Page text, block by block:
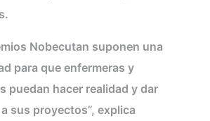
Nobecutan suponen una
para que enfermeras y
puedan hacer realidad y dar
sus proyectos”, explica